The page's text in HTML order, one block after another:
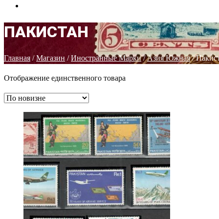
ПАКИСТАН
Главная /Магазин /Иностранные Марки/Азия Южная/
Отображение единственного товара